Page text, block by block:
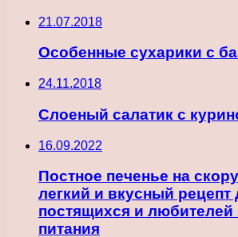
21.07.2018
Особенные сухарики с
24.11.2018
Слоеный салатик с
16.09.2022
Постное печенье на
легкий и вкусный рецепт
постящихся и любителей
питания